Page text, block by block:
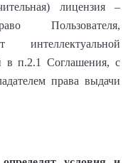
лицензия –
Пользователя,
интеллектуальной
в п.2.1 Соглашения, с
права выдачи